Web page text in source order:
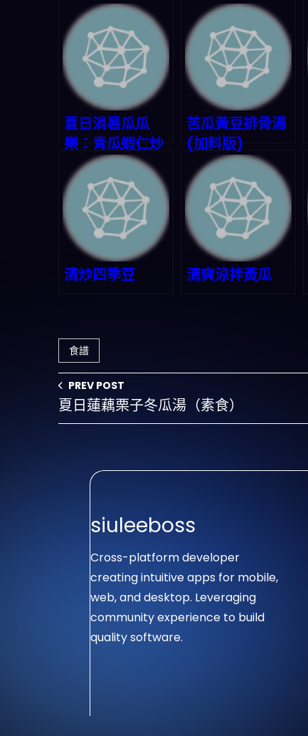
夏日消暑瓜瓜
樂：青瓜蝦仁炒
絲瓜
苦瓜黃豆排骨湯
(加料版)
清炒四季豆 清爽涼拌黃瓜
食譜
PREV POST
夏日蓮藕栗子冬瓜湯（素食）
siuleeboss
Cross-platform developer
creating intuitive apps for mobile,
web, and desktop. Leveraging
community experience to build
quality software.